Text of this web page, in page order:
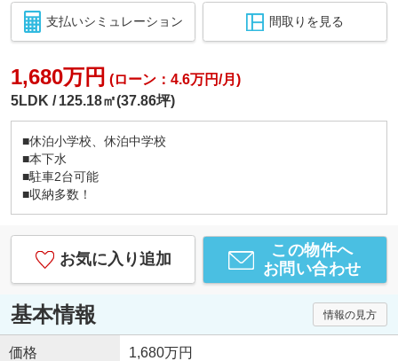
支払いシミュレーション 間取りを見る
1,680万円 (ローン：4.6万円/月)
5LDK
125.18㎡(37.86坪)
■休泊小学校、休泊中学校
■本下水
■駐車2台可能
■収納多数！
お気に入り追加
この物件へ
お問い合わせ
基本情報 情報の見方
価格 1,680万円